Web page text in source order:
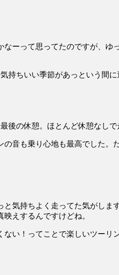
ーって思ってたのですが、
持ちいい季節があっという間
の休憩。ほとんど休憩なしで
音も乗り心地も最高でした。
気持ちよく走ってた気がし
えするんですけどね。
い！ってことで楽しいツーリ